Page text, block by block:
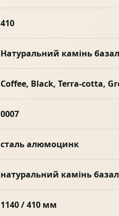
410
Натуральний камінь
Coffee, Black, Terra-cotta,
0007
сталь алюмоцинк
натуральний камінь
1140 / 410 мм